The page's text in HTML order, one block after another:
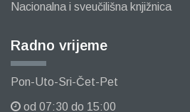
Nacionalna i sveučilišna knjižnica
Radno vrijeme
Pon-Uto-Sri-Čet-Pet
od 07:30 do 15:00